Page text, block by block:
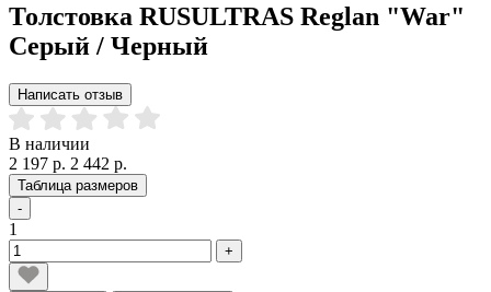
Толстовка RUSULTRAS Reglan "War"
Серый / Черный
Написать отзыв
В наличии
2 197 р. 2 442 р.
Таблица размеров
-
1
+